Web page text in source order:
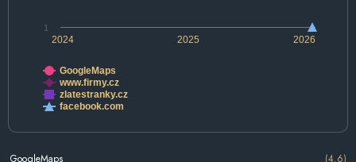
2024 2025 2026
1
GoogleMaps
www.firmy.cz
zlatestranky.cz
facebook.com
GoogleMaps (4.6)